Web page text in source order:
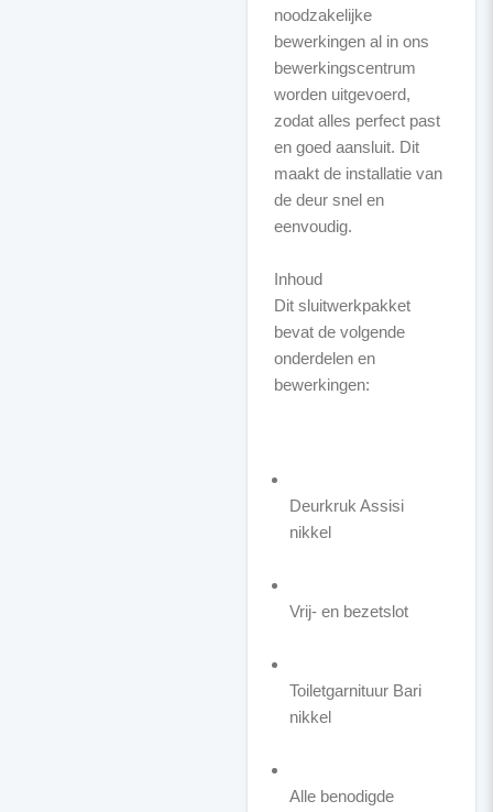
noodzakelijke
bewerkingen al in ons
bewerkingscentrum
worden uitgevoerd,
zodat alles perfect past
en goed aansluit. Dit
maakt de installatie van
de deur snel en
eenvoudig.
Inhoud
Dit sluitwerkpakket
bevat de volgende
onderdelen en
bewerkingen:
Deurkruk Assisi
nikkel
Vrij- en bezetslot
Toiletgarnituur Bari
nikkel
Alle benodigde